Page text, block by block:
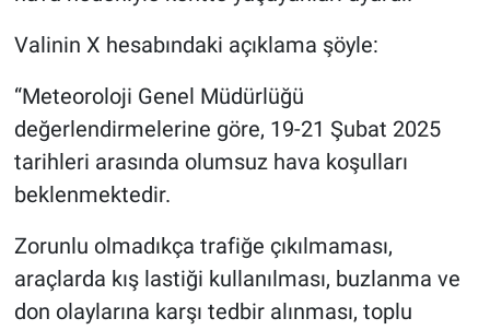
Valinin X hesabındaki açıklama şöyle:
“Meteoroloji Genel Müdürlüğü
değerlendirmelerine göre, 19-21 Şubat 2025
tarihleri arasında olumsuz hava koşulları
beklenmektedir.
Zorunlu olmadıkça trafiğe çıkılmaması,
araçlarda kış lastiği kullanılması, buzlanma ve
don olaylarına karşı tedbir alınması, toplu